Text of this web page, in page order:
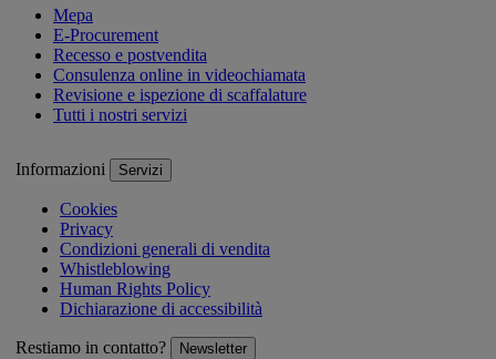
Mepa
E-Procurement
Recesso e postvendita
Consulenza online in videochiamata
Revisione e ispezione di scaffalature
Tutti i nostri servizi
Informazioni Servizi
Cookies
Privacy
Condizioni generali di vendita
Whistleblowing
Human Rights Policy
Dichiarazione di accessibilità
Restiamo in contatto? Newsletter